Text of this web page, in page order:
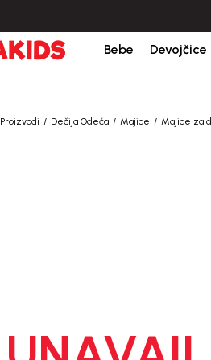
Bebe Devojčice
Proizvodi Dečija Odeća Majice Majice za